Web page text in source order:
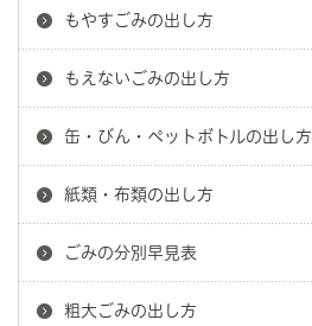
もやすごみの出し方
もえないごみの出し方
缶・びん・ペットボトルの出し方
紙類・布類の出し方
ごみの分別早見表
粗大ごみの出し方